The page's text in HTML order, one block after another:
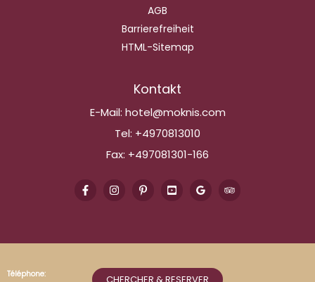
AGB
Barrierefreiheit
HTML-Sitemap
Kontakt
E-Mail: hotel@moknis.com
Tel: +4970813010
Fax: +497081301-166
Téléphone: